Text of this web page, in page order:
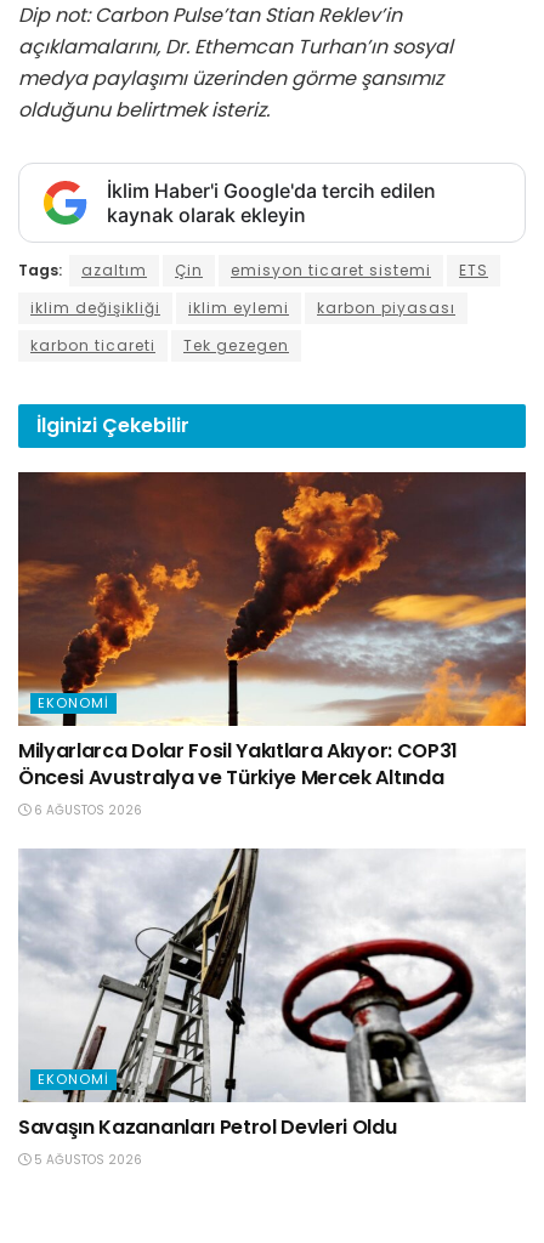
Dip not: Carbon Pulse’tan Stian Reklev’in
açıklamalarını, Dr. Ethemcan Turhan’ın sosyal
medya paylaşımı üzerinden görme şansımız
olduğunu belirtmek isteriz.
İklim Haber'i Google'da tercih edilen
kaynak olarak ekleyin
Tags: azaltım Çin emisyon ticaret sistemi
ETS
iklim değişikliği
iklim eylemi
karbon piyasası
karbon ticareti
Tek gezegen
İlginizi Çekebilir
EKONOMI
Milyarlarca Dolar Fosil Yakıtlara Akıyor: COP31
Öncesi Avustralya ve Türkiye Mercek Altında
6 AĞUSTOS 2026
EKONOMI
Savaşın Kazananları Petrol Devleri Oldu
5 AĞUSTOS 2026